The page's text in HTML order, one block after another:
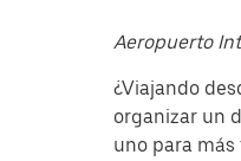
Aeropuerto
¿Viajando
organizar un
uno para